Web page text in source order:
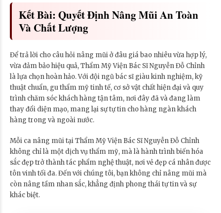
Kết Bài: Quyết Định Nâng Mũi An Toàn
Và Chất Lượng
Để trả lời cho câu hỏi nâng mũi ở đâu giá bao nhiêu vừa hợp lý,
vừa đảm bảo hiệu quả, Thẩm Mỹ Viện Bác Sĩ Nguyễn Đỗ Chỉnh
là lựa chọn hoàn hảo. Với đội ngũ bác sĩ giàu kinh nghiệm, kỹ
thuật chuẩn, gu thẩm mỹ tinh tế, cơ sở vật chất hiện đại và quy
trình chăm sóc khách hàng tận tâm, nơi đây đã và đang làm
thay đổi diện mạo, mang lại sự tự tin cho hàng ngàn khách
hàng trong và ngoài nước.
Mỗi ca nâng mũi tại Thẩm Mỹ Viện Bác Sĩ Nguyễn Đỗ Chỉnh
không chỉ là một dịch vụ thẩm mỹ, mà là hành trình biến hóa
sắc đẹp trở thành tác phẩm nghệ thuật, nơi vẻ đẹp cá nhân được
tôn vinh tối đa. Đến với chúng tôi, bạn không chỉ nâng mũi mà
còn nâng tầm nhan sắc, khẳng định phong thái tự tin và sự
khác biệt.